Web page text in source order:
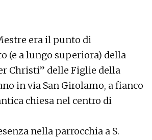
era il punto di
(e a lungo superiora) della
Christi” delle Figlie della
in via San Girolamo, a fianco
chiesa nel centro di
nella parrocchia a S.